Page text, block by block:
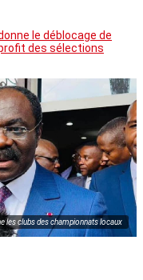
le déblocage de
des sélections
les clubs des championnats locaux